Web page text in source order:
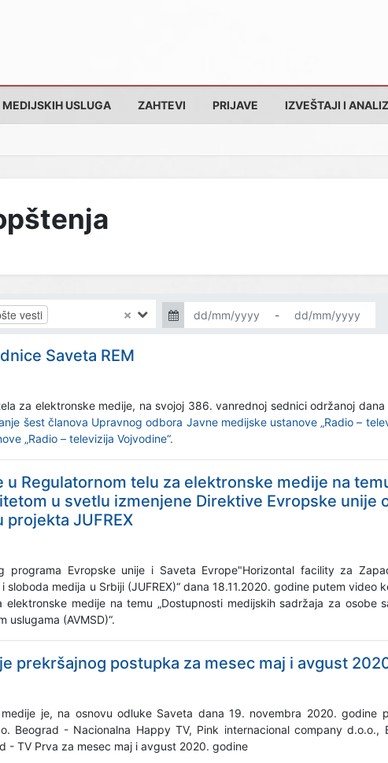
MEDIJSKIH USLUGA ZAHTEVI PRIJAVE IZVEŠTAJI I
×
vesti -
Saveta REM
za elektronske medije, na svojoj 386. vanrednoj sednici održanoj
šest članova Upravnog odbora Javne medijske ustanove „Radio –
„Radio – televizija Vojvodine“.
u Regulatornom telu za elektronske medije na
u svetlu izmenjene Direktive Evropske unije
projekta JUFREX
programa Evropske unije i Saveta Evrope"Horizontal facility za
sloboda medija u Srbiji (JUFREX)“ dana 18.11.2020. godine putem
elektronske medije na temu „Dostupnosti medijskih sadržaja za osobe
uslugama (AVMSD)“.
prekršajnog postupka za mesec maj i avgust
je, na osnovu odluke Saveta dana 19. novembra 2020. godine
Beograd - Nacionalna Happy TV, Pink internacional company
- TV Prva za mesec maj i avgust 2020. godine